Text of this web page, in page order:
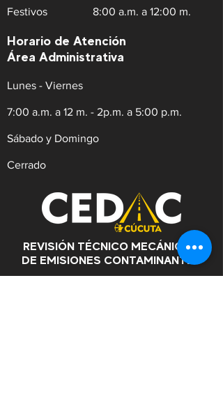
Festivos
8:00 a.m. a 12:00 m.
Horario de Atención
Área Administrativa
Lunes - Viernes
7:00 a.m. a 12 m. - 2p.m. a 5:00 p.m.
Sábado y Domingo
Cerrado
REVISIÓN TÉCNICO MECÁNICA Y
DE EMISIONES CONTAMINANTES